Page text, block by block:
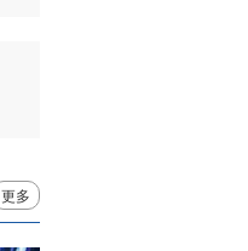
更多